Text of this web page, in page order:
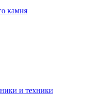
камня
и техники